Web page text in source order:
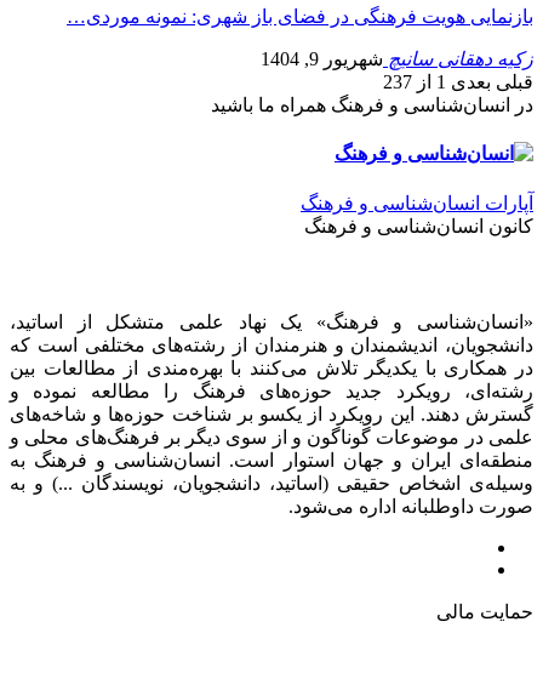
بازنمایی هویت فرهنگی در فضای باز شهری: نمونه موردی…
زکیه دهقانی سانیچ شهریور 9, 1404
قبلی بعدی 1 از 237
در انسان‌شناسی و فرهنگ همراه ما باشید
آپارات انسان‌شناسی و فرهنگ
کانون انسان‌شناسی و فرهنگ
«انسان‌شناسی و فرهنگ» یک نهاد علمی متشکل از اساتید،
دانشجویان، اندیشمندان و هنرمندان از رشته‌های مختلفی است که
در همکاری با یکدیگر تلاش می‌کنند با بهره‌مندی از مطالعات بین
رشته‌ای، رویکرد جدید حوزه‌های فرهنگ را مطالعه نموده و
گسترش دهند. این رویکرد از یکسو بر شناخت حوزه‌ها و شاخه‌های
علمی در موضوعات گوناگون و از سوی دیگر بر فرهنگ‌های محلی و
منطقه‌ای ایران و جهان استوار است. انسان‌شناسی و فرهنگ به
وسیله‌ی اشخاص حقیقی (اساتید، دانشجویان، نویسندگان ...) و به
صورت داوطلبانه اداره می‌شود.
حمایت مالی